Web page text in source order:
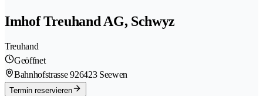
Imhof Treuhand AG, Schwyz
Treuhand
Geöffnet
Bahnhofstrasse 926423 Seewen
Termin reservieren